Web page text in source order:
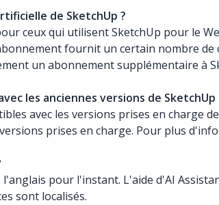
de SketchUp ?
ceux qui utilisent SketchUp pour le
fournit un certain nombre
un abonnement supplémentaire à
les anciennes versions de
avec les versions prises en charge
prises en charge. Pour plus
pour l'instant. L'aide d'AI
sont localisés.